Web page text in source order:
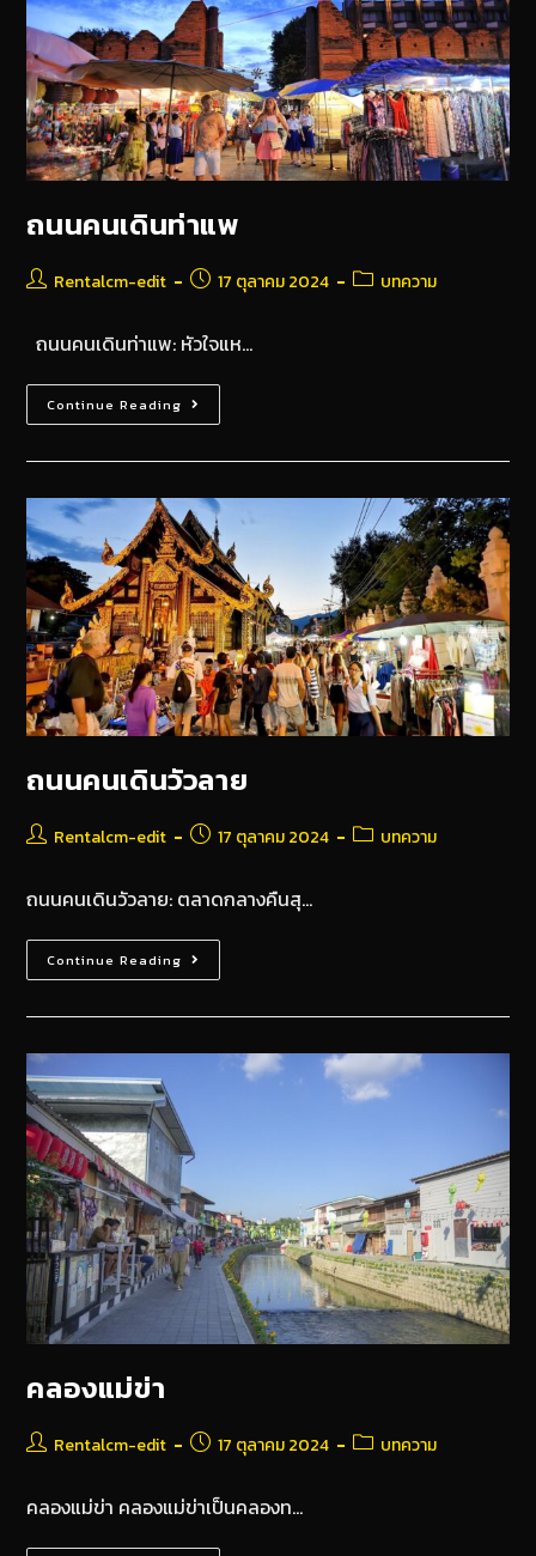
ถนนคนเดินท่าแพ
Rentalcm-edit 17 ตุลาคม 2024 บทความ
ถนนคนเดินท่าแพ: หัวใจแห…
Continue Reading
ถนนคนเดินวัวลาย
Rentalcm-edit 17 ตุลาคม 2024 บทความ
ถนนคนเดินวัวลาย: ตลาดกลางคืนสุ…
Continue Reading
คลองแม่ข่า
Rentalcm-edit 17 ตุลาคม 2024 บทความ
คลองแม่ข่า คลองแม่ข่าเป็นคลองท…